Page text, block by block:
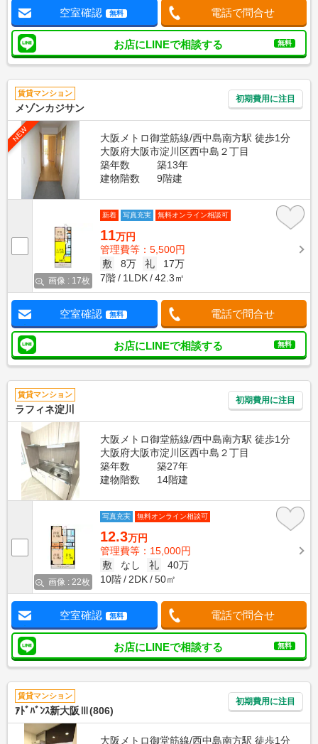
空室確認 無料 電話で問合せ
お店にLINEで相談する 無料
賃貸マンション
メゾンカジサン
初期費用に注目
NEW
大阪メトロ御堂筋線/西中島南方駅 徒歩1分
大阪府大阪市淀川区西中島２丁目
築年数
築13年
建物階数
9階建
画像 : 17枚
新着 写真充実 無料オンライン相談可
11万円
管理費等：5,500円
敷
8万 礼
17万
7階
1LDK 42.3㎡
空室確認 無料 電話で問合せ
お店にLINEで相談する 無料
賃貸マンション
ラフィネ淀川
初期費用に注目
大阪メトロ御堂筋線/西中島南方駅 徒歩1分
大阪府大阪市淀川区西中島２丁目
築年数
築27年
建物階数
14階建
画像 : 22枚
写真充実 無料オンライン相談可
12.3万円
管理費等：15,000円
敷
なし 礼
40万
10階
2DK 50㎡
空室確認 無料 電話で問合せ
お店にLINEで相談する 無料
賃貸マンション
ｱﾄﾞﾊﾞﾝｽ新大阪Ⅲ(806)
初期費用に注目
大阪メトロ御堂筋線/西中島南方駅 徒歩1分